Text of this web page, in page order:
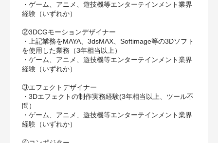
・ゲーム、アニメ、遊技機等エンターテインメント業界
経験（いずれか）
②3DCGモーションデザイナー
・上記業務をMAYA、3dsMAX、Softimage等の3Dソフト
を使用した業務（3年相当以上）
・ゲーム、アニメ、遊技機等エンターテインメント業界
経験（いずれか）
③エフェクトデザイナー
・3Dエフェクトの制作実務経験(3年相当以上、ツール不
問）
・ゲーム、アニメ、遊技機等エンターテインメント業界
経験（いずれか）